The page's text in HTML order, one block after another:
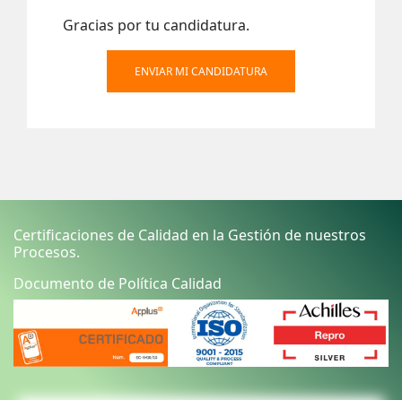
Gracias por tu candidatura.
ENVIAR MI CANDIDATURA
Certificaciones de Calidad en la Gestión de nuestros
Procesos.
Documento de Política Calidad